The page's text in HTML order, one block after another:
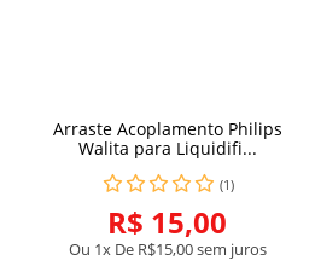
COMPRAR
Arraste Acoplamento Philips
Walita para Liquidifi...
(1)
R$ 15,00
Ou 1x De R$15,00sem juros